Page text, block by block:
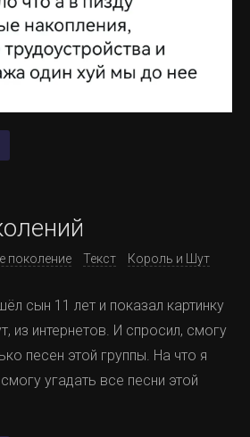
поколение Текст Король и Шут
сын 11 лет и показал картинку
из интернетов. И спросил, смогу
песен этой группы. На что я
угадать все песни этой